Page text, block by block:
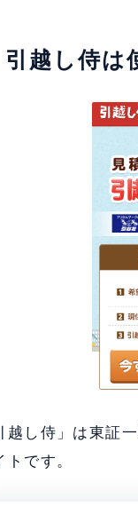
越し侍は
越し侍」は東証
トです。